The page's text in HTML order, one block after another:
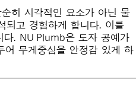
히 시각적인 요소가 아닌 물
되고 경험하게 합니다. 이를
다. NU Plumb은 도자 공예가
어 무게중심을 안정감 있게 하